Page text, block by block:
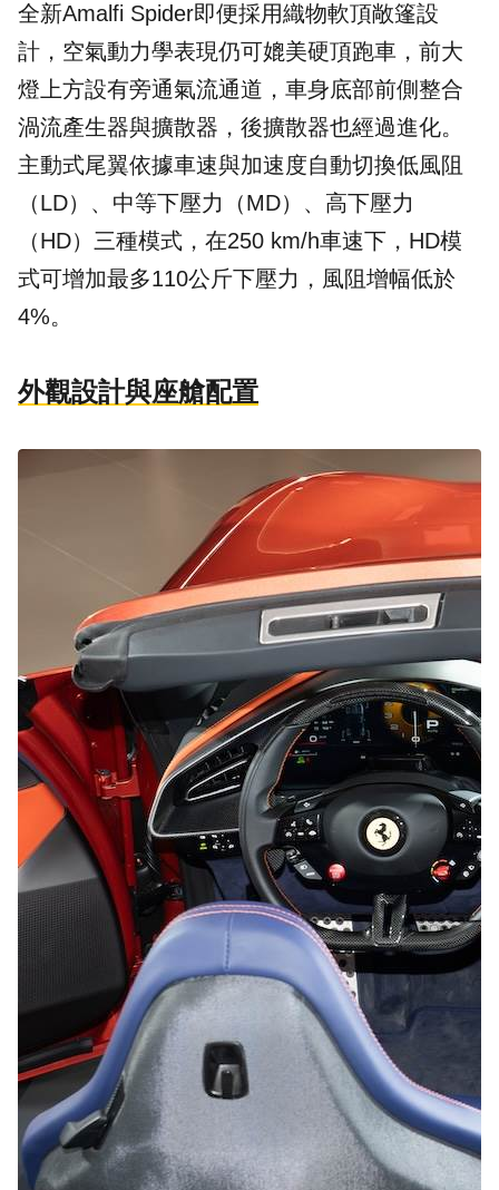
全新Amalfi Spider即便採用織物軟頂敞篷設
計，空氣動力學表現仍可媲美硬頂跑車，前大
燈上方設有旁通氣流通道，車身底部前側整合
渦流產生器與擴散器，後擴散器也經過進化。
主動式尾翼依據車速與加速度自動切換低風阻
（LD）、中等下壓力（MD）、高下壓力
（HD）三種模式，在250 km/h車速下，HD模
式可增加最多110公斤下壓力，風阻增幅低於
4%。
外觀設計與座艙配置